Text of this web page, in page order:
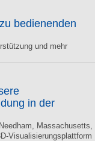
bedienenden
und mehr
in der
Massachusetts,
Visualisierungsplattform